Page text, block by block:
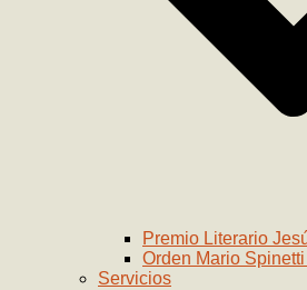
Premio Literario
Orden Mario
Servicios